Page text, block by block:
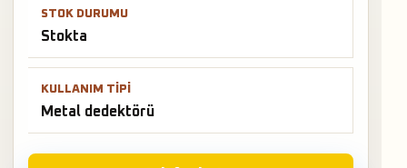
STOK DURUMU
Stokta
KULLANIM TIPI
Metal dedektörü